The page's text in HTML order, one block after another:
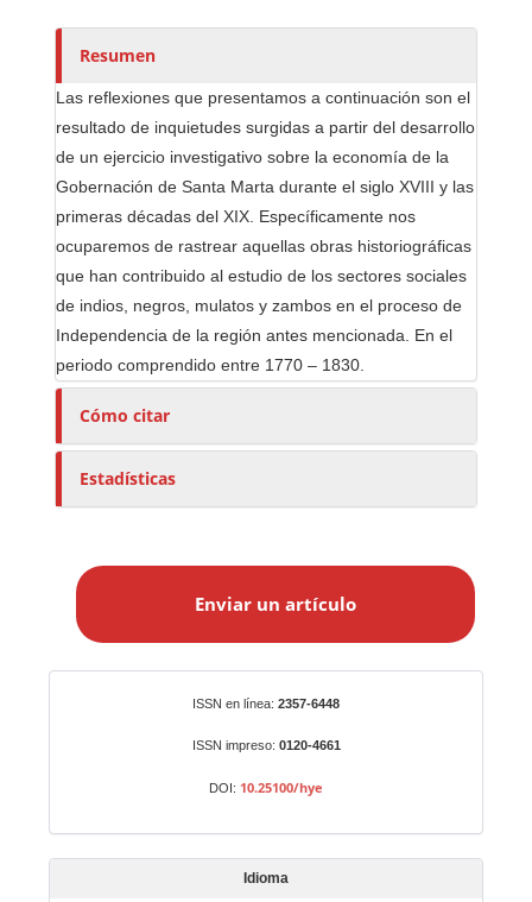
/
a
s
Resumen
Las reflexiones que presentamos a continuación son el
resultado de inquietudes surgidas a partir del desarrollo
de un ejercicio investigativo sobre la economía de la
Gobernación de Santa Marta durante el siglo XVIII y las
primeras décadas del XIX. Específicamente nos
ocuparemos de rastrear aquellas obras historiográficas
que han contribuido al estudio de los sectores sociales
de indios, negros, mulatos y zambos en el proceso de
Independencia de la región antes mencionada. En el
periodo comprendido entre 1770 – 1830.
Cómo citar
Estadísticas
a
t
í
Enviar un artículo
ISSN en línea: 2357-6448
ISSN impreso: 0120-4661
DOI: 10.25100/hye
Idioma